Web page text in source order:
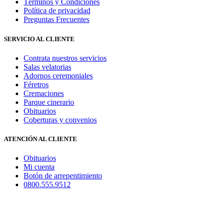
Términos y Condiciones
Política de privacidad
Preguntas Frecuentes
SERVICIO AL CLIENTE
Contrata nuestros servicios
Salas velatorias
Adornos ceremoniales
Féretros
Cremaciones
Parque cinerario
Obituarios
Coberturas y convenios
ATENCIÓN AL CLIENTE
Obituarios
Mi cuenta
Botón de arrepentimiento
0800.555.9512